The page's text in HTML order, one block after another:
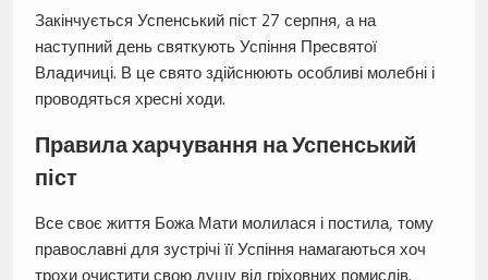
Закінчується Успенський піст 27 серпня, а на
наступний день святкують Успіння Пресвятої
Владичиці. В це свято здійснюють особливі молебні і
проводяться хресні ходи.
Правила харчування на Успенський
піст
Все своє життя Божа Мати молилася і постила, тому
православні для зустрічі її Успіння намагаються хоч
трохи очистити свою душу від гріховних помислів.